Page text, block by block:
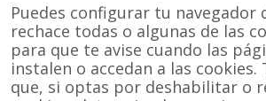
Puedes configurar tu navegador
rechace todas o algunas de las
para que te avise cuando las
instalen o accedan a las cookies.
que, si optas por deshabilitar o